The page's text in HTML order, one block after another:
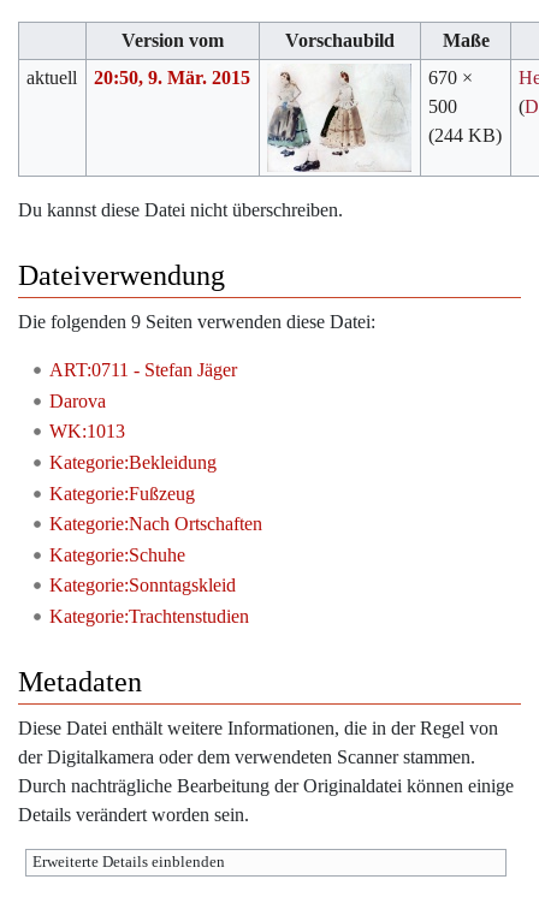
Version vom Vorschaubild
Maße
aktuell
20:50, 9. Mär. 2015
670 ×
500
(244 KB)
(
Du kannst diese Datei nicht überschreiben.
Dateiverwendung
Die folgenden 9 Seiten verwenden diese Datei:
ART:0711 - Stefan Jäger
Darova
WK:1013
Kategorie:Bekleidung
Kategorie:Fußzeug
Kategorie:Nach Ortschaften
Kategorie:Schuhe
Kategorie:Sonntagskleid
Kategorie:Trachtenstudien
Metadaten
Diese Datei enthält weitere Informationen, die in der Regel von
der Digitalkamera oder dem verwendeten Scanner stammen.
Durch nachträgliche Bearbeitung der Originaldatei können einige
Details verändert worden sein.
Erweiterte Details einblenden